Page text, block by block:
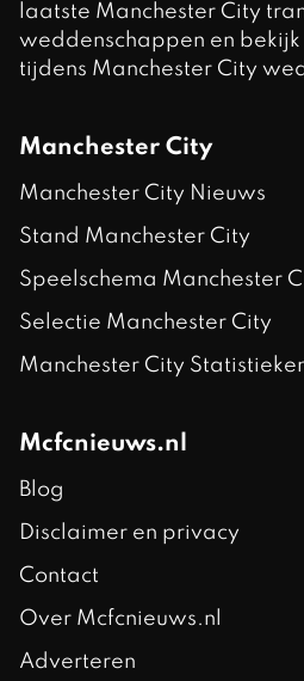
laatste Manchester City
weddenschappen en bekijk
tijdens Manchester City
Manchester City
Manchester City Nieuws
Stand Manchester City
Speelschema Manchester
Selectie Manchester City
Manchester City
Mcfcnieuws.nl
Blog
Disclaimer en privacy
Contact
Over Mcfcnieuws.nl
Adverteren